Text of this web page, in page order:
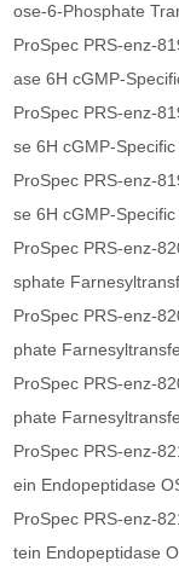
ose-6-Phosphate
ProSpec PRS-enz-
ase 6H cGMP-
ProSpec PRS-enz-
se 6H cGMP-
ProSpec PRS-enz-
se 6H cGMP-
ProSpec PRS-enz-
sphate
ProSpec PRS-enz-
phate
ProSpec PRS-enz-
phate
ProSpec PRS-enz-
ein Endopeptidase
ProSpec PRS-enz-
tein Endopeptidase